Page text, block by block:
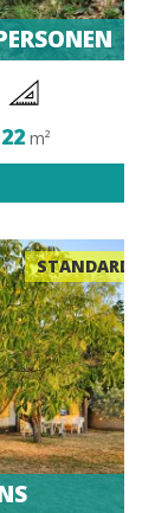
22m²
STANDARD